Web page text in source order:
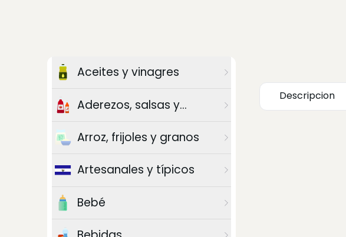
Aceites y vinagres
Aderezos, salsas y
Arroz, frijoles y granos
Artesanales y típicos
Bebé
Descripcion